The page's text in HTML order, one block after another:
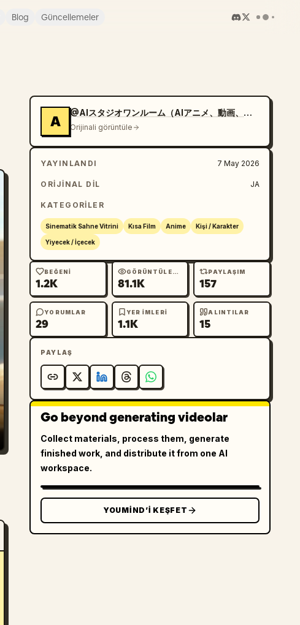
Blog Güncellemeler
A
@AIスタジオワンルーム（AIアニメ、動画、漫画）
Orijinali görüntüle
YAYINLANDI 7 May 2026
ORIJINAL DIL JA
KATEGORILER
Sinematik Sahne Vitrini Kısa Film Anime Kişi / Karakter
Yiyecek / İçecek
BEĞENI
1.2K
GÖRÜNTÜLEME
81.1K
PAYLAŞIM
157
YORUMLAR
29
YER IMLERI
1.1K
ALINTILAR
15
PAYLAŞ
Go beyond generating videolar
Collect materials, process them, generate
finished work, and distribute it from one AI
workspace.
YOUMIND’I KEŞFET